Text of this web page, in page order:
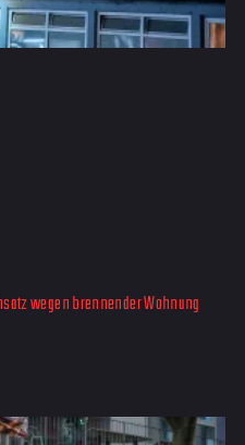
wegen brennender Wohnung​